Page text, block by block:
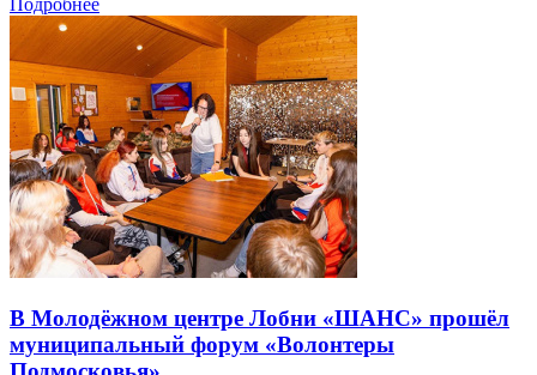
Подробнее
В Молодёжном центре Лобни «ШАНС» прошёл
муниципальный форум «Волонтеры